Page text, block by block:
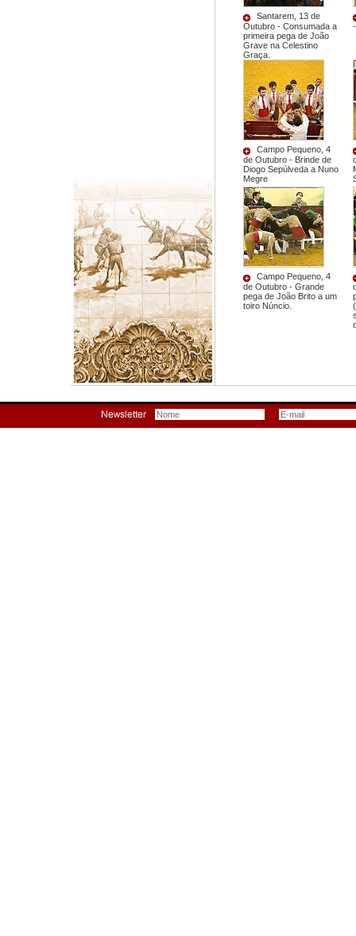
Santarem, 13 de
Outubro - Consumada a
primeira pega de João
Grave na Celestino
Graça.
Campo Pequeno, 4
de Outubro - Brinde de
Diogo Sepúlveda a Nuno
Megre
Campo Pequeno, 4
de Outubro - Grande
pega de João Brito a um
toiro Núncio.